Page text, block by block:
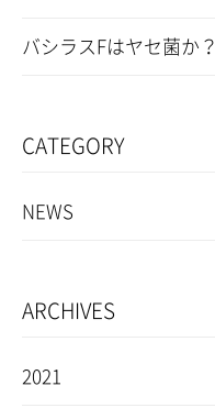
バシラスFはヤセ菌か？
CATEGORY
NEWS
ARCHIVES
2021